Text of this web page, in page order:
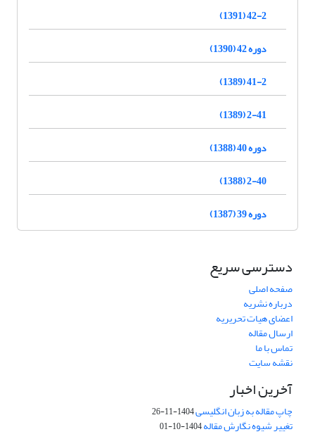
42-2 (1391)
دوره 42 (1390)
41-2 (1389)
2-41 (1389)
دوره 40 (1388)
2-40 (1388)
دوره 39 (1387)
دسترسی سریع
صفحه اصلی
درباره نشریه
اعضای هیات تحریریه
ارسال مقاله
تماس با ما
نقشه سایت
آخرین اخبار
چاپ مقاله به زبان انگلیسی1404-11-26
تغییر شیوه نگارش مقاله1404-10-01